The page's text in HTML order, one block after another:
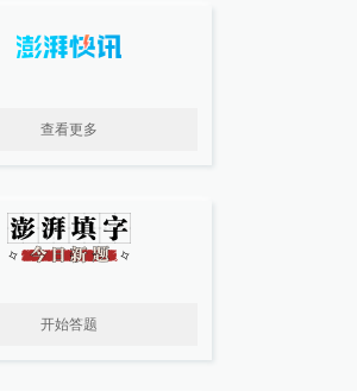
查看更多
开始答题